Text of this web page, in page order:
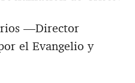
—Director
el Evangelio y